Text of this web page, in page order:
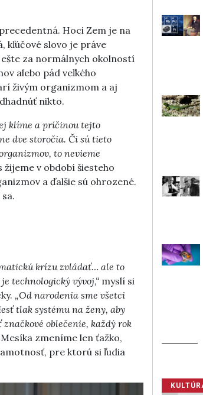
Hoci Zem je na
kľúčové slovo je práve
ešte za normálnych okolností
alebo pád veľkého
živým organizmom a aj
nikto.
klíme a príčinou tejto
dve storočia. Či sú tieto
to nevieme
v období šiesteho
a ďalšie sú ohrozené.
krízu zvládať… ale to
technologický vývoj,“ myslí si
„Od narodenia sme všetci
tlak systému na ženy, aby
oblečenie, každý rok
zmeníme len ťažko,
pre ktorú si ľudia